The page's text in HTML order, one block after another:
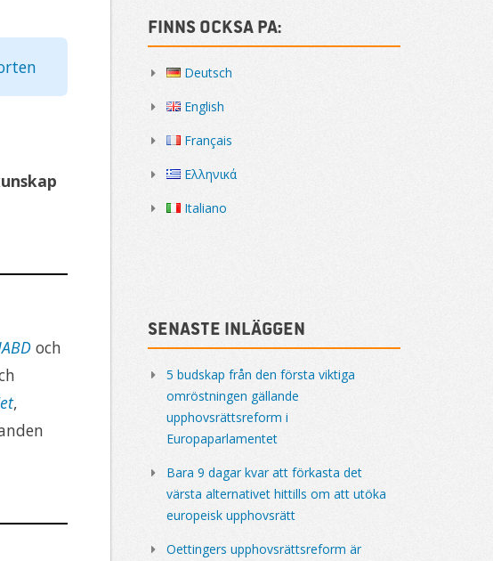
och
,
Finns också på:
Deutsch
English
Français
Ελληνικά
Italiano
Senaste inläggen
5 budskap från den första viktiga
omröstningen gällande
upphovsrättsreform i
Europaparlamentet
Bara 9 dagar kvar att förkasta det
värsta alternativet hittills om att utöka
europeisk upphovsrätt
Oettingers upphovsrättsreform är